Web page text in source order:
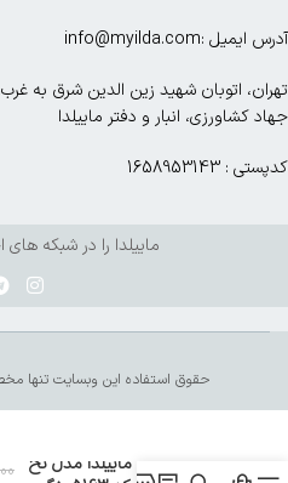
آدرس ایمیل :info@myilda.com
تهران، اتوبان شهید زین الدین شرق به
جهاد کشاورزی، انبار و دفتر ماییلدا
کدپستی : 1658953143
ماییلدا را در شبکه های
حقوق استفاده این وبسایت تنها
شورت زنانه ماییلدا مدل نخ